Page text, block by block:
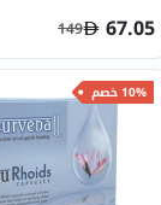
67.05
149
10% خصم